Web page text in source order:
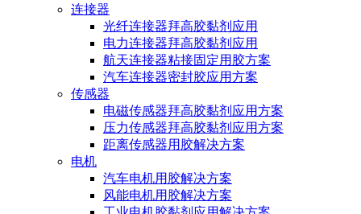
连接器
光纤连接器拜高胶黏剂应用
电力连接器拜高胶黏剂应用
航天连接器粘接固定用胶方案
汽车连接器密封胶应用方案
传感器
电磁传感器拜高胶黏剂应用方案
压力传感器拜高胶黏剂应用方案
距离传感器用胶解决方案
电机
汽车电机用胶解决方案
风能电机用胶解决方案